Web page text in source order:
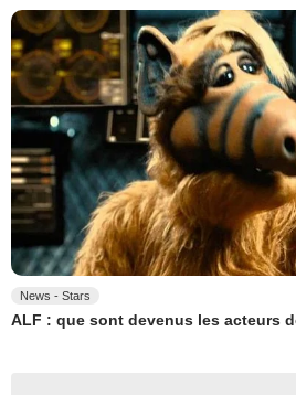
News - Stars
ALF : que sont devenus les acteurs